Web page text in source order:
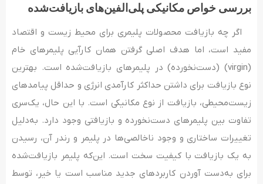
بررسی خواص مکانیکی پلی‌‌الفین‌‌های بازیافت‌‌شده
اگر چه بازیافت محصولات پلیمری برای محیط‌ زیست و اقتصاد
مفید است، اما هدف اصلی گرفتن همان کارآیی پلیمرهای خام
(virgin) (دست‌نخورده) در پلیمرهای بازیافت‌شده است. بهترین
نوع بازیافت برای داشتن حداکثر کارآمدی انرژی و حداقل پیامدهای
زیست‌محیطی، بازیافت از نوع مکانیکی است. با این‌ حال، یک‌سری
تفاوت بین پلیمرهای دست‌‌نخورده و بازیافتی وجود دارد. به‌دلیل
تغییرات ساختاری و وجود ناخالصی‌ها در پلیمر و رندر آن، رسیدن
به یک بازیافت با کیفیت سخت است. این‌که پلیمر بازیافت‌شده
برای به‌‌دست آوردن کاربردهای جدید مناسب است یا خیر، توسط